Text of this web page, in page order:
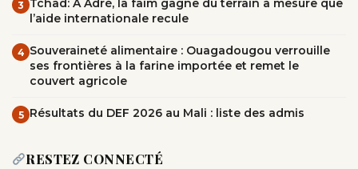
3 Tchad: À Adré, la faim gagne du terrain à mesure que
l’aide internationale recule
4 Souveraineté alimentaire : Ouagadougou verrouille
ses frontières à la farine importée et remet le
couvert agricole
5 Résultats du DEF 2026 au Mali : liste des admis
RESTEZ CONNECTÉ